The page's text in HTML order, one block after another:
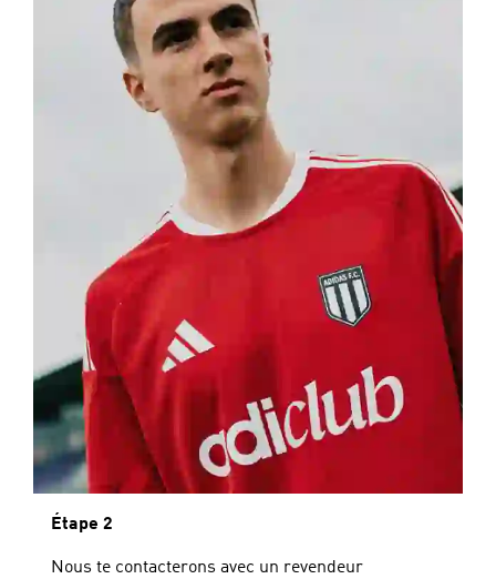
Étape 2
Nous te contacterons avec un revendeur